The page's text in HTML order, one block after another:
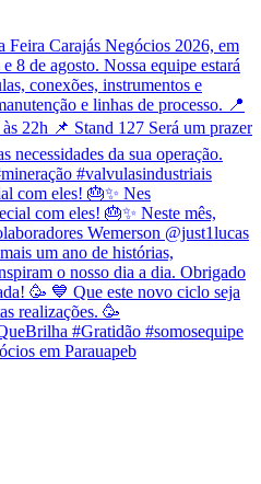
com eles! 🎂✨ Nes
em Parauapeb